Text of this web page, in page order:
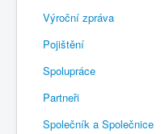
Výroční zpráva
Pojištění
Spolupráce
Partneři
Společník a Společnice